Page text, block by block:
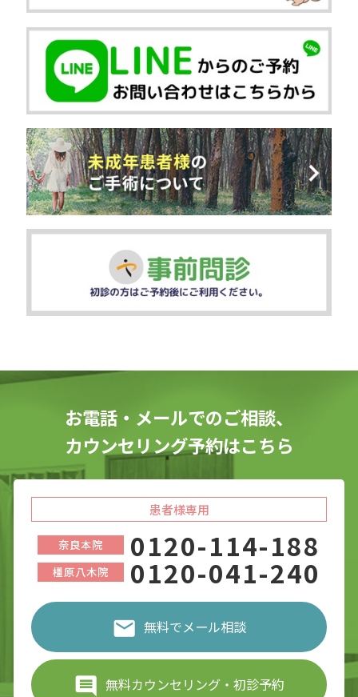
お電話・メールでのご相談、
カウンセリング予約はこちら
患者様専用
奈良本院 0120-114-188
橿原八木院 0120-041-240
無料でメール相談
無料カウンセリング・初診予約